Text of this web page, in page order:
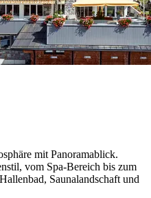
mit Panoramablick.
vom Spa-Bereich bis zum
Saunalandschaft und